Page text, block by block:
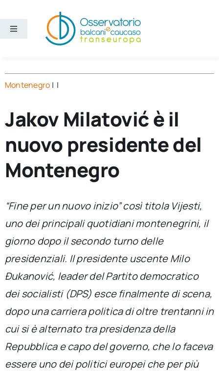
contenuto
Toggle
Temi
Ricerca e divulgazione
Sezioni
Cerca
per:
Ita
Montenegro | |
Jakov Milatović è il
nuovo presidente del
Montenegro
“Fine per un nuovo inizio” così titola Vijesti,
uno dei principali quotidiani montenegrini, il
giorno dopo il secondo turno delle
presidenziali. Il presidente uscente Milo
Đukanović, leader del Partito democratico
dei socialisti (DPS) esce finalmente di scena,
dopo una carriera politica di oltre trentanni in
cui si è alternato tra presidenza della
Repubblica e capo del governo, che lo faceva
essere uno dei politici europei che per più